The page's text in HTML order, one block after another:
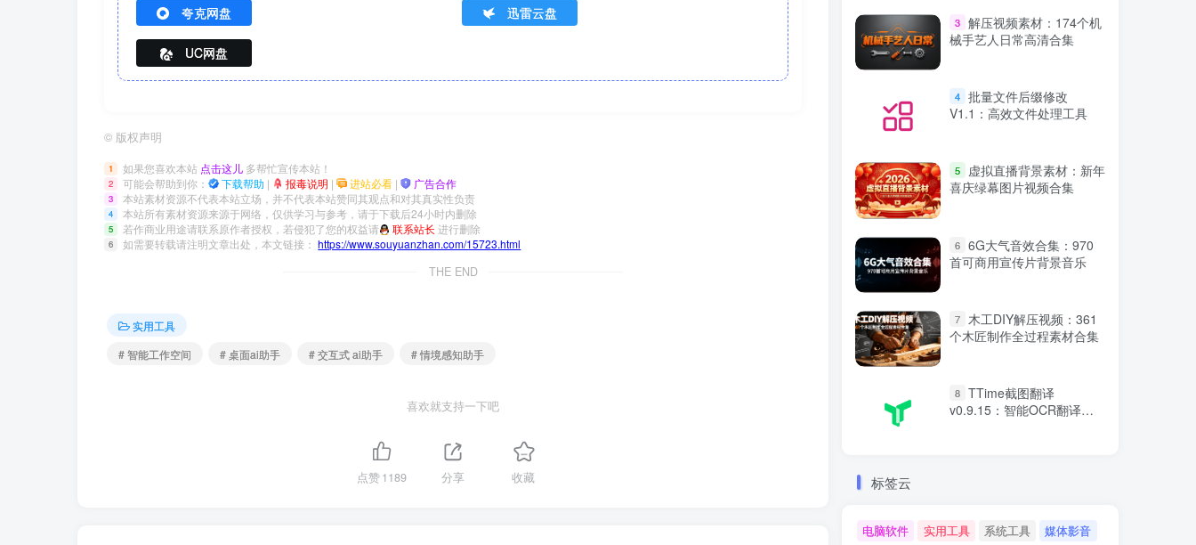
夸克网盘 迅雷云盘
UC网盘
© 版权声明
1 如果您喜欢本站 点击这儿 多帮忙宣传本站！
2 可能会帮助到你： 下载帮助 | 报毒说明 | 进站必看 | 广告合作
3 本站素材资源不代表本站立场，并不代表本站赞同其观点和对其真实性负责
4 本站所有素材资源来源于网络，仅供学习与参考，请于下载后24小时内删除
5 若作商业用途请联系原作者授权，若侵犯了您的权益请 联系站长 进行删除
6 如需要转载请注明文章出处，本文链接：https://www.souyuanzhan.com/15723.html
THE END
实用工具
# 智能工作空间
# 桌面ai助手 # 交互式 ai助手 # 情境感知助手
喜欢就支持一下吧
点赞1189 分享 收藏
3 解压视频素材：174个机
械手艺人日常高清合集
4 批量文件后缀修改
V1.1：高效文件处理工具
5
虚拟直播背景素材：新年
喜庆绿幕图片视频合集
6 6G大气音效合集：970
首可商用宣传片背景音乐
7 木工DIY解压视频：361
个木匠制作全过程素材合集
8 TTime截图翻译
v0.9.15：智能OCR翻译神
标签云
电脑软件 实用工具 系统工具
媒体影音